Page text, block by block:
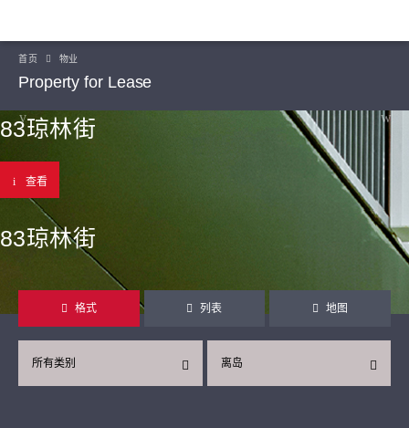
首页 物业
Property for Lease
83琼林街
查看
83琼林街
格式 列表 地图
离岛
所有类别